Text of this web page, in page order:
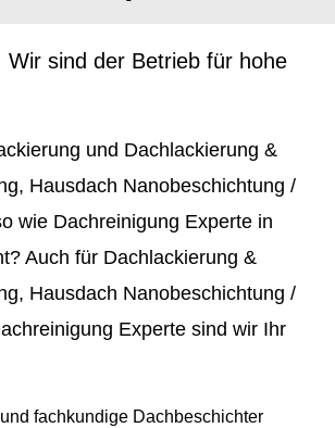
Wir sind der Betrieb für hohe
und Dachlackierung &
Hausdach Nanobeschichtung /
wie Dachreinigung Experte in
Auch für Dachlackierung &
Hausdach Nanobeschichtung /
Experte sind wir Ihr
fachkundige Dachbeschichter